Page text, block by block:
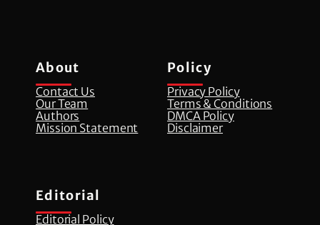
About
Contact Us
Our Team
Authors
Mission Statement
Policy
Privacy Policy
Terms & Conditions
DMCA Policy
Disclaimer
Editorial
Editorial Policy